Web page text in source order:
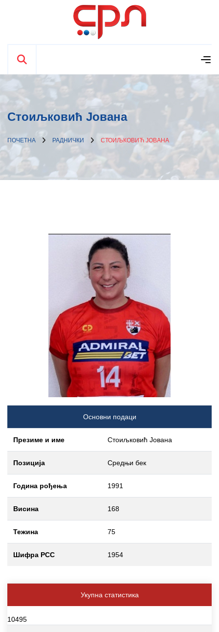
Стоиљковић Јована
ПОЧЕТНА РАДНИЧКИ СТОИЉКОВИЋ ЈОВАНА
Основни подаци
Презиме и име Стоиљковић Јована
Позиција Средњи бек
Година рођења 1991
Висина 168
Тежина 75
Шифра РСС 1954
Укупна статистика
10495